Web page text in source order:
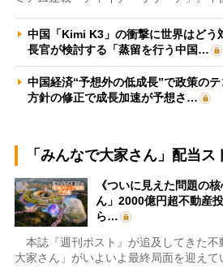
中国「Kimi K3」の衝撃に世界はど
長官が検討する「蒸留を行う中国…
中国経済“予想外の低成長”で政策の
方針の修正で成長加速が予想さ…
「みんなで大家さん」配当
《ついに見えた問題の
ん」2000億円超不動産
ら…
本誌『週刊ポスト』が追及してきた不
大家さん」がいよいよ最終局面を迎えて